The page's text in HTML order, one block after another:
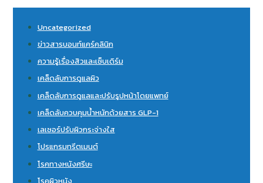
Uncategorized
ข่าวสารบอนท์แคร์คลินิก
ความรู้เรื่องสิวและเซ็บเดิร์ม
เคล็ดลับการดูแลผิว
เคล็ดลับการดูแลและปรับรูปหน้าโดยแพทย์
เคล็ดลับควบคุมน้ำหนักด้วยสาร GLP-1
เลเซอร์ปรับผิวกระจ่างใส
โปรแกรมทรีตเมนต์
โรคทางหนังศรีษะ